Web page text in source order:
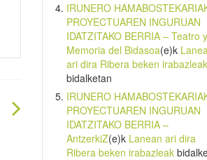
IRUNERO
PROYECTUAREN INGURUAN
IDATZITAKO BERRIA – Teatro y
Memoria del Bidasoa(e)k
ari dira Ribera beken irabazleak
bidalketan
IRUNERO
PROYECTUAREN INGURUAN
IDATZITAKO BERRIA –
AntzerkiZ(e)k Lanean ari dira
Ribera beken irabazleak